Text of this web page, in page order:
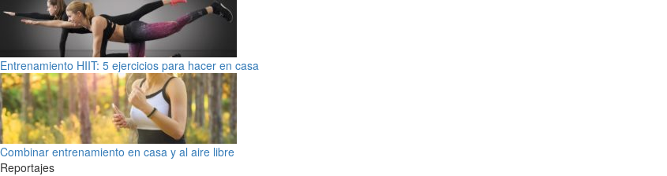
Entrenamiento HIIT: 5 ejercicios para hacer en casa
Combinar entrenamiento en casa y al aire libre
Reportajes